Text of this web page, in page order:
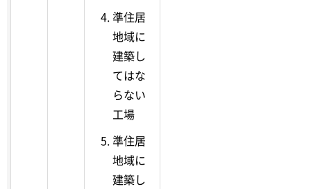
準住居
地域に
建築し
てはな
らない
工場
準住居
地域に
建築し